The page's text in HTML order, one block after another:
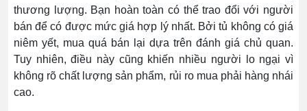
thương lượng. Bạn hoàn toàn có thể trao đổi với người
bán để có được mức giá hợp lý nhất. Bởi tủ không có giá
niêm yết, mua quá bán lại dựa trên đánh giá chủ quan.
Tuy nhiên, điều này cũng khiến nhiều người lo ngại vì
không rõ chất lượng sản phẩm, rủi ro mua phải hàng nhái
cao.